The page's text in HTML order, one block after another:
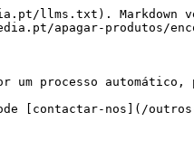
llms.txt). Markdown
apagar-produtos/
processo automático,
[contactar-nos](/